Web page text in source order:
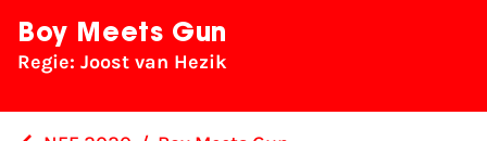
Boy Meets Gun
Regie: Joost van Hezik